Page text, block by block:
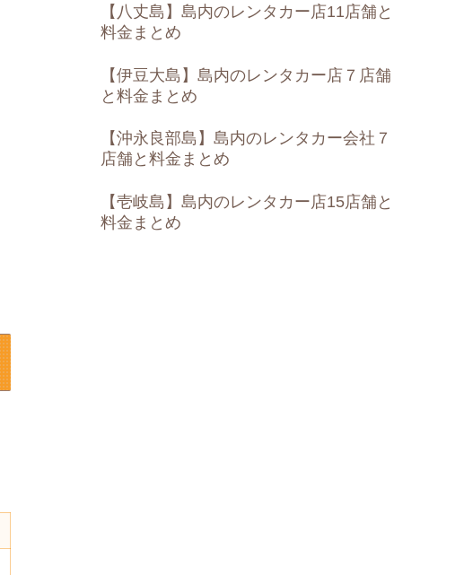
【八丈島】島内のレンタカー店11店舗と
料金まとめ
【伊豆大島】島内のレンタカー店７店舗
と料金まとめ
【沖永良部島】島内のレンタカー会社７
店舗と料金まとめ
【壱岐島】島内のレンタカー店15店舗と
料金まとめ